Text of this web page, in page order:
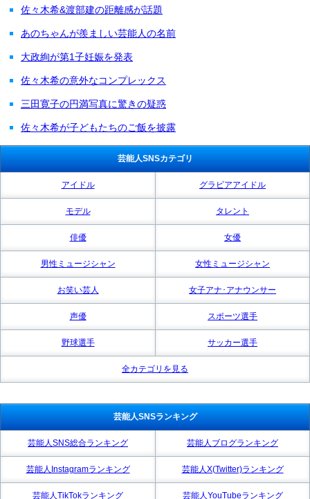
佐々木希&渡部建の距離感が話題
あのちゃんが羨ましい芸能人の名前
大政絢が第1子妊娠を発表
佐々木希の意外なコンプレックス
三田寛子の円満写真に驚きの疑惑
佐々木希が子どもたちのご飯を披露
芸能人SNSカテゴリ
アイドル グラビアアイドル
モデル タレント
俳優 女優
男性ミュージシャン 女性ミュージシャン
お笑い芸人 女子アナ･アナウンサー
声優 スポーツ選手
野球選手 サッカー選手
全カテゴリを見る
芸能人SNSランキング
芸能人SNS総合ランキング 芸能人ブログランキング
芸能人Instagramランキング 芸能人X(Twitter)ランキング
芸能人TikTokランキング 芸能人YouTubeランキング